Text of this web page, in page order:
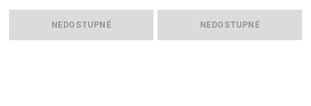
NEDOSTUPNÉ NEDOSTUPNÉ